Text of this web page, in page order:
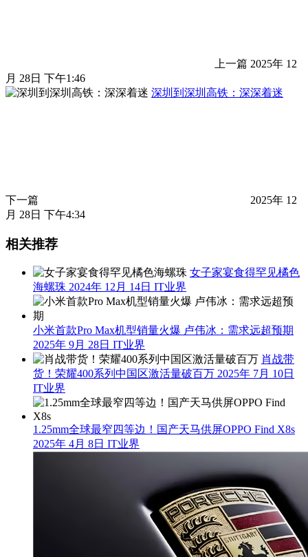
上一篇 2025年 12
月 28日 下午1:46
深圳到深圳高铁：深深着迷
下一篇
2025年 12
月 28日 下午4:34
相关推荐
女子家宴食得罕见橘色
海螺珠 2024年 12月 14日 IT业界
小米首款Pro Max机型销量火爆 卢伟冰：需求远超预期
2025年 9月 28日 IT业界
肖战带
货！荣耀400系列中国区激活量破百万 2025年 7月 10日
IT业界
1.25mm全球最窄四等边！国产天马供屏OPPO Find X8s
2025年 4月 8日 IT业界